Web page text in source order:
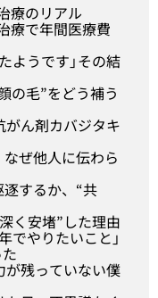
療のリアル
療で年間医療費
ようです」その結
の毛”をどう補う
がん剤カバジタキ
ぜ他人に伝わら
するか、“共
く安堵”した理由
でやりたいこと」
が残っていない僕